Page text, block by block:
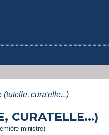
(tutelle, curatelle...)
CURATELLE...)
ministre)